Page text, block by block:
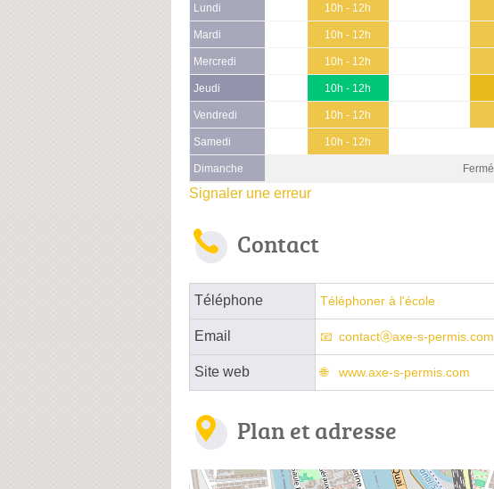
Lundi 10h - 12h
Mardi 10h - 12h
Mercredi 10h - 12h
Jeudi 10h - 12h
Vendredi 10h - 12h
Samedi 10h - 12h
Dimanche Fermé
Signaler une erreur
Contact
Téléphone Téléphoner à l'école
Email contactⓐaxe-s-permis.com
Site web www.axe-s-permis.com
Plan et adresse